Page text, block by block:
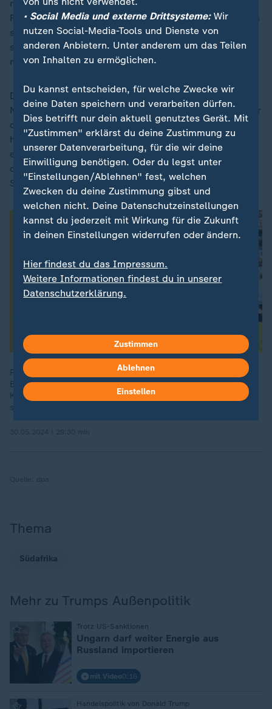
nächsten G20-Gipfels im US-amerikanischen Miami in
Florida freue. Nach seinen früheren Angaben soll eines
seiner Golfresorts Ausrichtungsort des Gipfels
sein. Der US-Präsident hatte damals versichert, dass
man damit kein Geld verdiene.
Die Luxusanlage Doral bei Miami liege ganz in der
Nähe eines Flughafens und sei "die beste Location" für
den Gipfel im Dezember 2026. Die "Washington Post"
hatte damals berichtet, dass Trump bereits in seiner
ersten Amtszeit geplant haben soll, einen G7-Gipfel
dort auszurichten - es hatte aber Kritik von vielen
Seiten gegeben.
Für Südafrika ist 2024 ein Schicksalsjahr: 30 Jahre nach dem
Ende der Apartheid stehen wegweisende Wahlen an. ZDF-
Korrespondentin Verena Garrett zeigt, wie es um das Land
steht.
Thema
Südafrika
Mehr zu Trumps Außenpolitik
Trotz US-Sanktionen
Ungarn darf weiter Energie aus
Russland importieren
mit Video0:16
Handelspolitik von Donald Trump
• Social Media und externe Drittsysteme:Wir
nutzen Social-Media-Tools und Dienste von
anderen Anbietern. Unter anderem um das Teilen
von Inhalten zu ermöglichen.
Du kannst entscheiden, für welche Zwecke wir
deine Daten speichern und verarbeiten dürfen.
Dies betrifft nur dein aktuell genutztes Gerät. Mit
"Zustimmen" erklärst du deine Zustimmung zu
unserer Datenverarbeitung, für die wir deine
Einwilligung benötigen. Oder du legst unter
"Einstellungen/Ablehnen" fest, welchen
Zwecken du deine Zustimmung gibst und
welchen nicht. Deine Datenschutzeinstellungen
kannst du jederzeit mit Wirkung für die Zukunft
in deinen Einstellungen widerrufen oder ändern.
Hier findest du das Impressum.
Weitere Informationen findest du in unserer
Datenschutzerklärung.
Zustimmen
Ablehnen
Einstellen